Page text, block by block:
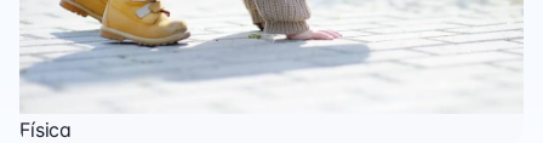
Física